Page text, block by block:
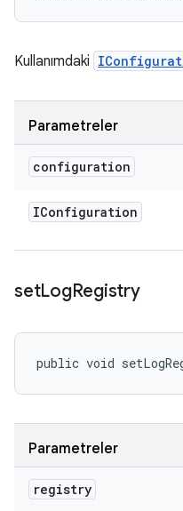
Kullanımdaki
Parametreler
configuration
IConfiguration
setLogRegistry
public void
Parametreler
registry